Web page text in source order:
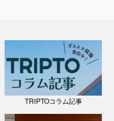
TRIPTOコラム記事